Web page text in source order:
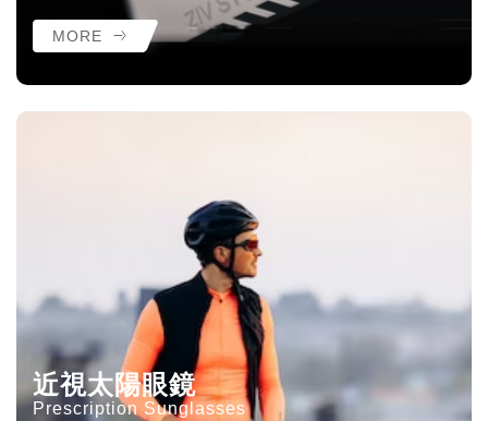
MORE
近視太陽眼鏡
Prescription Sunglasses